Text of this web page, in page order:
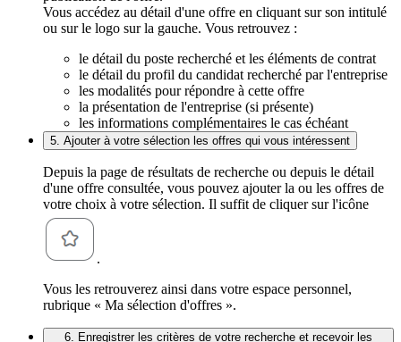
Vous accédez au détail d'une offre en cliquant sur son intitulé
ou sur le logo sur la gauche. Vous retrouvez :
le détail du poste recherché et les éléments de contrat
le détail du profil du candidat recherché par l'entreprise
les modalités pour répondre à cette offre
la présentation de l'entreprise (si présente)
les informations complémentaires le cas échéant
5. Ajouter à votre sélection les offres qui vous intéressent
Depuis la page de résultats de recherche ou depuis le détail
d'une offre consultée, vous pouvez ajouter la ou les offres de
votre choix à votre sélection. Il suffit de cliquer sur l'icône
.
Vous les retrouverez ainsi dans votre espace personnel,
rubrique « Ma sélection d'offres ».
6. Enregistrer les critères de votre recherche et recevoir les